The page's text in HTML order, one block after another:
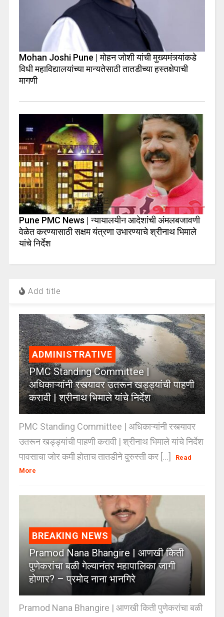
Mohan Joshi Pune | मोहन जोशी यांची मुख्यमंत्र्यांकडे
विधी महाविद्यालयांच्या मान्यतेसाठी तातडीच्या हस्तक्षेपाची
मागणी
Pune PMC News | न्यायालयीन आदेशांची अंमलबजावणी
वेळेत करण्यासाठी सक्षम यंत्रणा उभारण्याचे श्रीनाथ भिमाले
यांचे निर्देश
Add title
ADMINISTRATIVE
PMC Standing Committee |
अधिकाऱ्यांनी रस्त्यावर उतरून खड्ड्यांची पाहणी
करावी | श्रीनाथ भिमाले यांचे निर्देश
PMC Standing Committee | अधिकाऱ्यांनी रस्त्यावर
उतरून खड्ड्यांची पाहणी करावी | श्रीनाथ भिमाले यांचे निर्देश
पावसाचा जोर कमी होताच तातडीने दुरुस्ती कर [...]
Read
More
BREAKING NEWS
Pramod Nana Bhangire | आणखी किती
पुणेकरांचा बळी गेल्यानंतर महापालिका जागी
होणार? – प्रमोद नाना भानगिरे
Pramod Nana Bhangire | आणखी किती पुणेकरांचा बळी